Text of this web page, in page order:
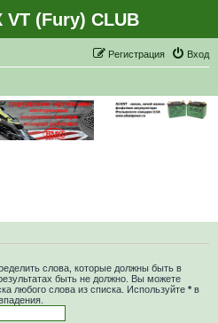
VT (Fury) CLUB
Вход
Регистрация
слова, которые должны быть в
быть не должно. Вы можете
любого слова из списка. Используйте * в